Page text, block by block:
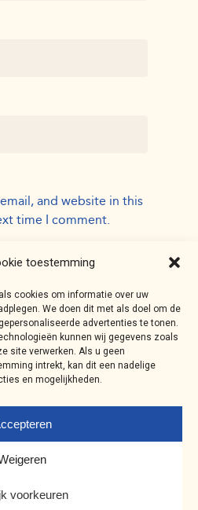
toestemming
cookies om informatie over uw
We doen dit met als doel om de
advertenties te tonen.
kunnen wij gegevens zoals
site verwerken. Als u geen
intrekt, kan dit een nadelige
en mogelijkheden.
voorkeuren
and website in this
time I comment.
ALCOHOLVRIJ. |
Policy